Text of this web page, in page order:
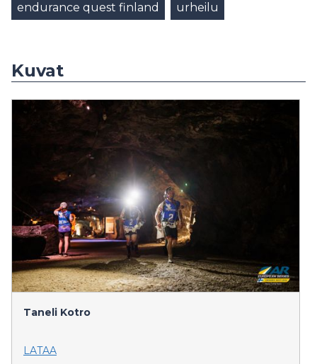
endurance quest finland urheilu
Kuvat
Taneli Kotro
LATAA